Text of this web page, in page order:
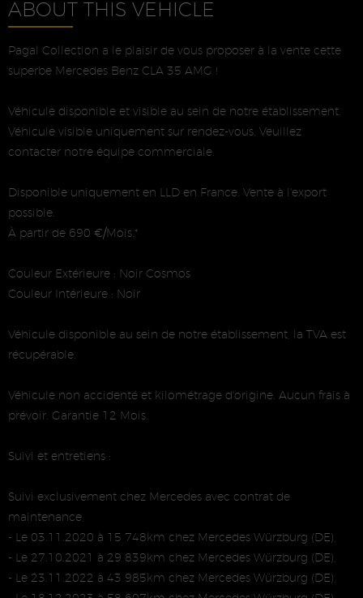
ABOUT THIS VEHICLE
Pagal Collection a le plaisir de vous proposer à la vente cette
superbe Mercedes Benz CLA 35 AMG !
Véhicule disponible et visible au sein de notre établissement.
Véhicule visible uniquement sur rendez-vous. Veuillez
contacter notre équipe commerciale.
Disponible uniquement en LLD en France. Vente à l'export
possible.
À partir de 690 €/Mois.*
Couleur Extérieure : Noir Cosmos
Couleur Intérieure : Noir
Véhicule disponible au sein de notre établissement, la TVA est
récupérable.
Véhicule non accidenté et kilométrage d'origine. Aucun frais à
prévoir. Garantie 12 Mois.
Suivi et entretiens :
Suivi exclusivement chez Mercedes avec contrat de
maintenance,
- Le 03.11.2020 à 15 748km chez Mercedes Würzburg (DE),
- Le 27.10.2021 à 29 839km chez Mercedes Würzburg (DE),
- Le 23.11.2022 à 43 985km chez Mercedes Würzburg (DE),